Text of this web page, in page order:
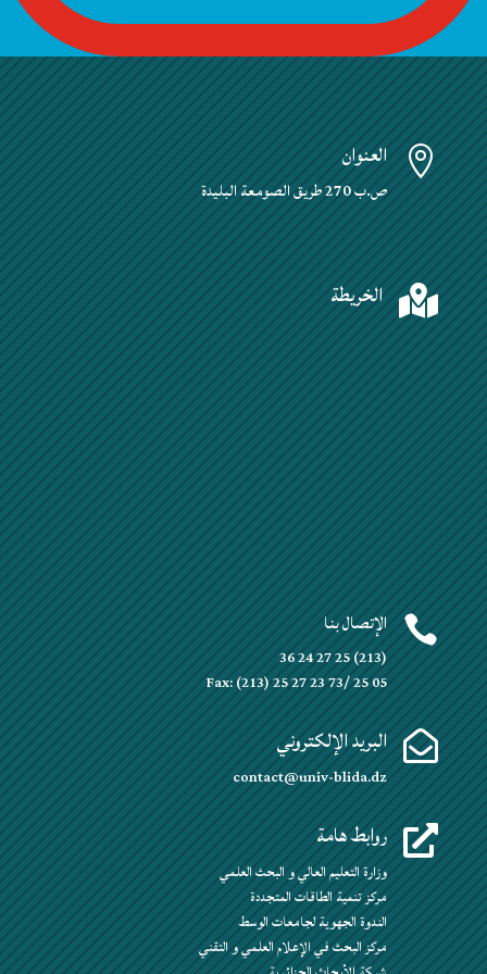
 العنوان
ص.ب 270 طريق الصومعة البليدة
 الخريطة
 الإتصال بنا
(213) 25 27 24 36
Fax: (213) 25 27 23 73/ 25 05
 البريد الإلكتروني
contact@univ-blida.dz
 روابط هامة
وزارة التعليم العالي و البحث العلمي
مركز تنمية الطاقات المتجددة
الندوة الجهوية لجامعات الوسط
مركز البحث في الإعلام العلمي و التقني